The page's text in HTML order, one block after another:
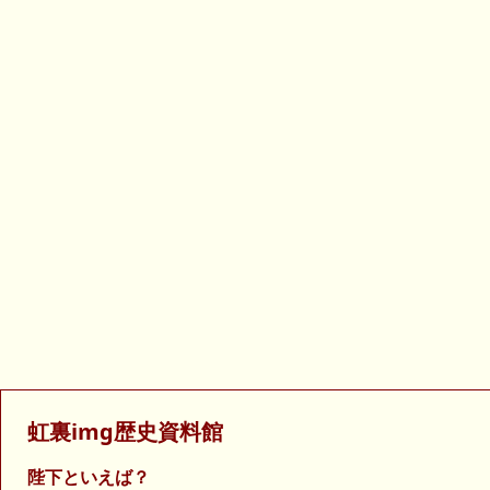
虹裏img歴史資料館
陛下といえば？